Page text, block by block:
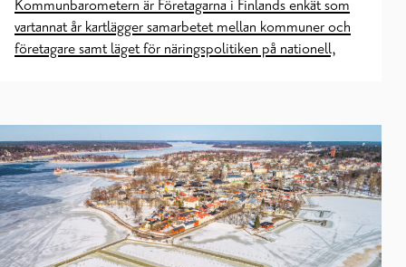
Kommunbarometern är Företagarna i Finlands enkät som
vartannat år kartlägger samarbetet mellan kommuner och
företagare samt läget för näringspolitiken på nationell,